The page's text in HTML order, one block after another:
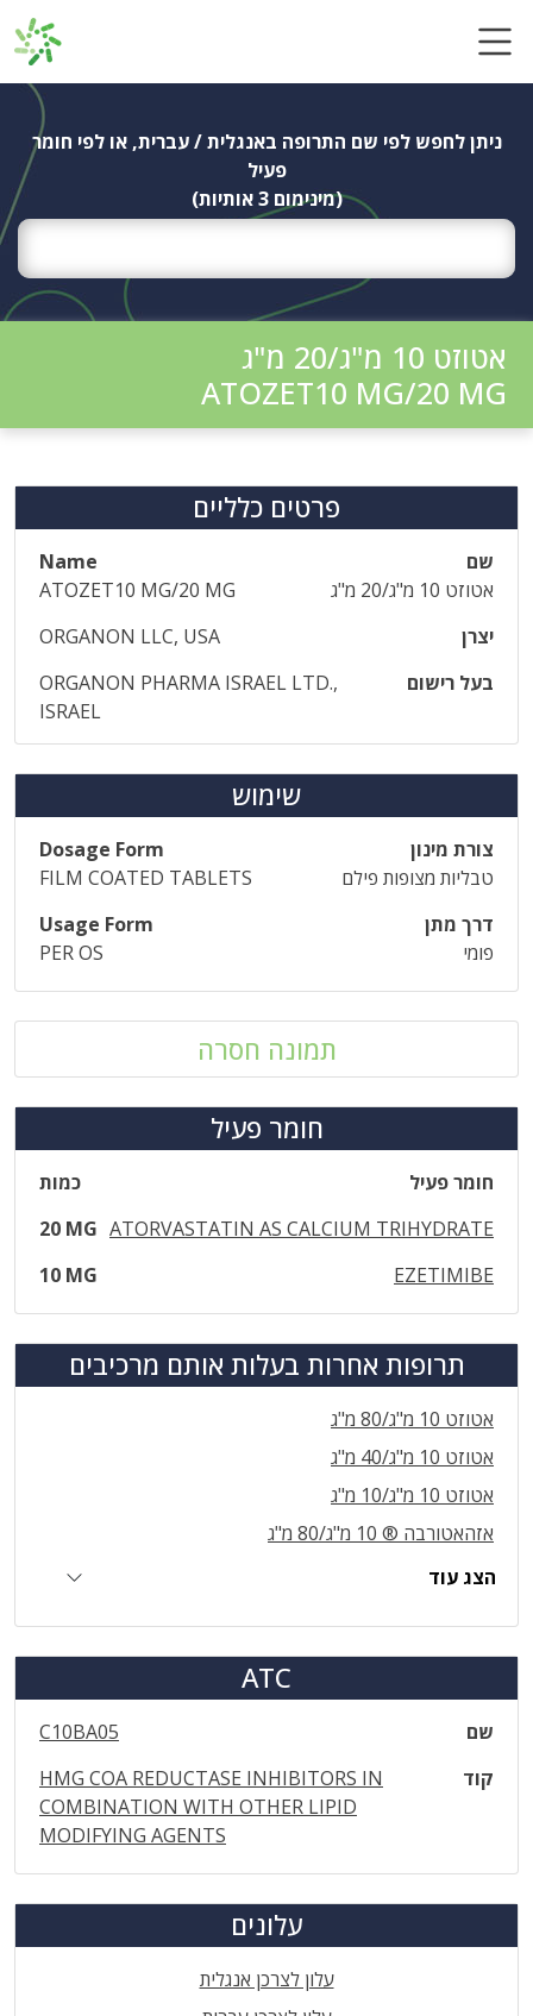
ניתן לחפש לפי שם התרופה באנגלית / עברית, או לפי חומר
פעיל
(מינימום 3 אותיות)
אטוזט 10 מ"ג/20 מ"ג
ATOZET10 MG/20 MG
פרטים כלליים
שם
Name
אטוזט 10 מ"ג/20 מ"ג
ATOZET10 MG/20 MG
יצרן
ORGANON LLC, USA
בעל רישום
ORGANON PHARMA ISRAEL LTD.,
ISRAEL
שימוש
צורת מינון
Dosage Form
טבליות מצופות פילם
FILM COATED TABLETS
דרך מתן
Usage Form
פומי
PER OS
תמונה חסרה
חומר פעיל
חומר פעיל
כמות
ATORVASTATIN AS CALCIUM TRIHYDRATE
20 MG
EZETIMIBE
10 MG
תרופות אחרות בעלות אותם מרכיבים
אטוזט 10 מ"ג/80 מ"ג
אטוזט 10 מ"ג/40 מ"ג
אטוזט 10 מ"ג/10 מ"ג
אזהאטורבה ® 10 מ"ג/80 מ"ג
הצג עוד
ATC
שם
C10BA05
קוד
HMG COA REDUCTASE INHIBITORS IN
COMBINATION WITH OTHER LIPID
MODIFYING AGENTS
עלונים
עלון לצרכן אנגלית